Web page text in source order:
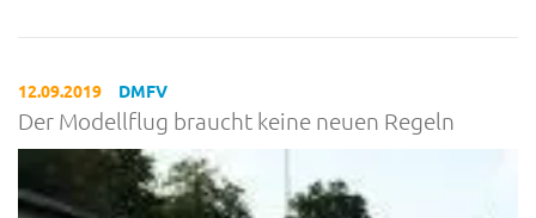
12.09.2019 DMFV
Der Modellflug braucht keine neuen Regeln